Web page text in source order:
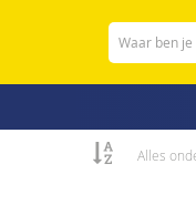
Zoeken
Alles